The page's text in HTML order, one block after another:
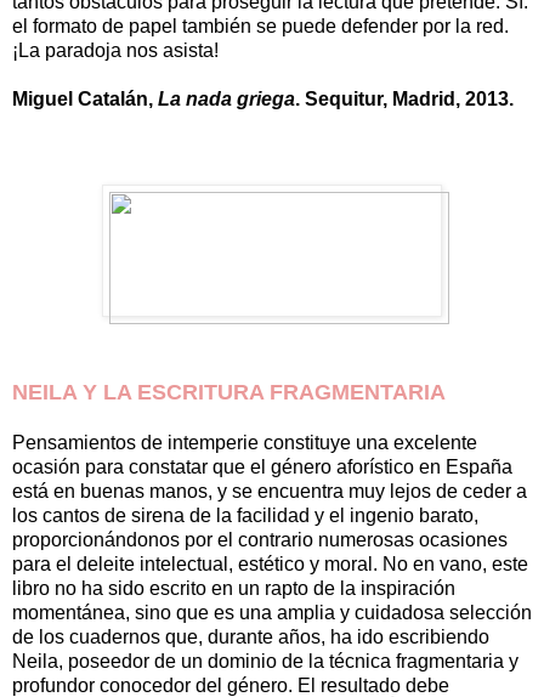
el formato de papel también se puede defender por la red.
¡La paradoja nos asista!
Miguel Catalán, La nada griega. Sequitur, Madrid, 2013.
NEILA Y LA ESCRITURA FRAGMENTARIA
Pensamientos de intemperie constituye una excelente
ocasión para constatar que el género aforístico en España
está en buenas manos, y se encuentra muy lejos de ceder a
los cantos de sirena de la facilidad y el ingenio barato,
proporcionándonos por el contrario numerosas ocasiones
para el deleite intelectual, estético y moral. No en vano, este
libro no ha sido escrito en un rapto de la inspiración
momentánea, sino que es una amplia y cuidadosa selección
de los cuadernos que, durante años, ha ido escribiendo
Neila, poseedor de un dominio de la técnica fragmentaria y
profundor conocedor del género. El resultado debe